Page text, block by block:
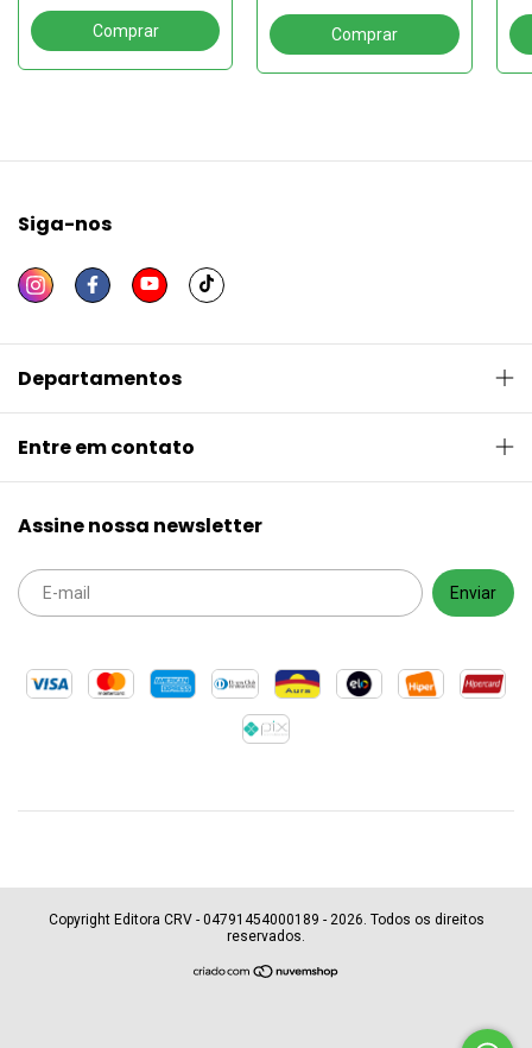
Siga-nos
Departamentos
Entre em contato
Assine nossa newsletter
Copyright Editora CRV - 04791454000189 - 2026. Todos os direitos
reservados.